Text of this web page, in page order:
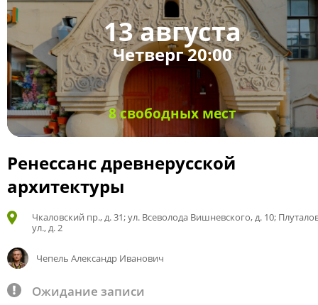
13 августа
Четверг 20:00
8 свободных мест
Ренессанс древнерусской
архитектуры
Чкаловский пр., д. 31; ул. Всеволода Вишневского, д. 10;
ул., д. 2
Чепель Александр Иванович
Ожидание записи